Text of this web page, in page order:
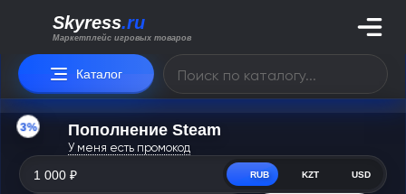
Skyress.ru
Маркетплейс игровых товаров
Каталог
3% Пополнение Steam
У меня есть промокод
RUB KZT USD